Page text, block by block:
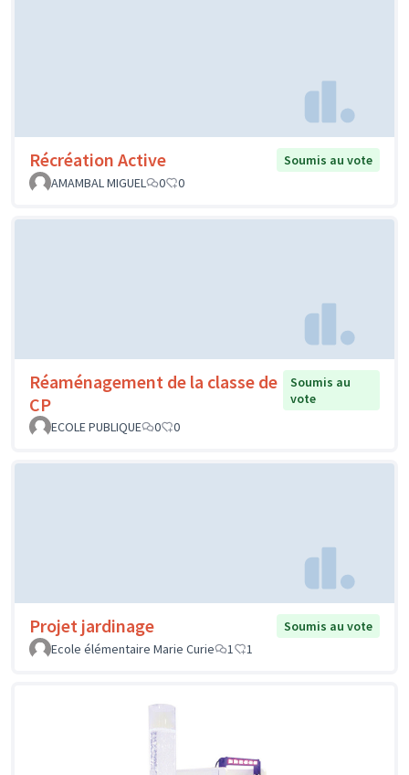
Récréation Active
Soumis au vote
AMAMBAL MIGUEL
0 0
Réaménagement de la classe de
CP
Soumis au
vote
ECOLE PUBLIQUE
0 0
Projet jardinage
Soumis au vote
Ecole élémentaire Marie Curie
1 1